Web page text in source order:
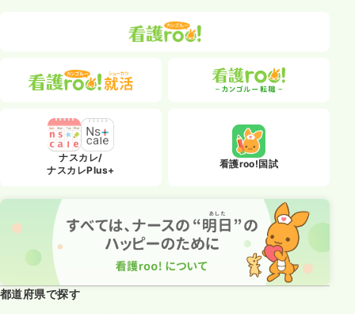
ナスカレ/
ナスカレPlus+
看護roo!国試
都道府県で探す